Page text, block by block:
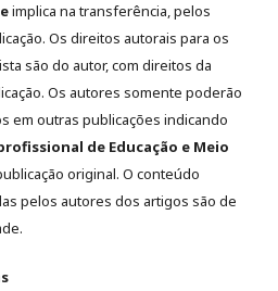
implica na transferência, pelos
Os direitos autorais para os
são do autor, com direitos da
Os autores somente poderão
em outras publicações indicando
de Educação e Meio
original. O conteúdo
pelos autores dos artigos são de